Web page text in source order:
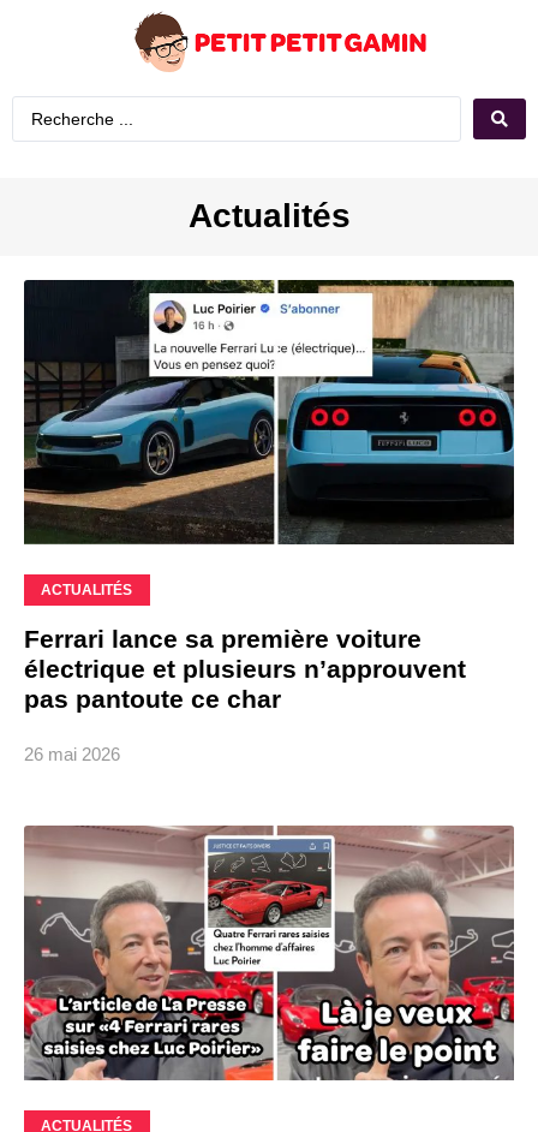
Actualités
ACTUALITÉS
Ferrari lance sa première voiture
électrique et plusieurs n’approuvent
pas pantoute ce char
26 mai 2026
ACTUALITÉS